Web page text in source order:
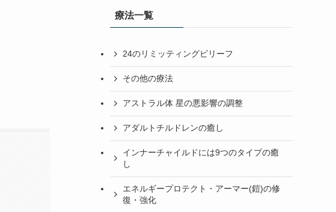
療法一覧
24のリミッティングビリーフ
その他の療法
アストラル体 星の悪影響の調整
アダルトチルドレンの癒し
インナーチャイルドには9つのタイプの癒
し
エネルギープロテクト・アーマー(鎧)の修
復・強化